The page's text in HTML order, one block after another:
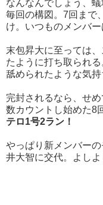
なんなんでしょう、
毎回の構図。7回まで
け。いつものメンバー
末包昇大に至っては
たように打ち取られ
舐められたような気持
完封されるなら、せ
数カウントし始めた8
テロ1号2ラン！
やっぱり新メンバー
井大智に交代。よしよ